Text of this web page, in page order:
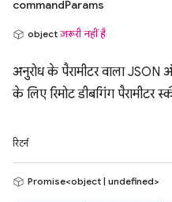
commandParams
objectज़रूरी नहीं है
अनुरोध के पैरामीटर वाला
के लिए रिमोट डीबगिंग पैरामीटर
रिटर्न
Promise<object | undefined>